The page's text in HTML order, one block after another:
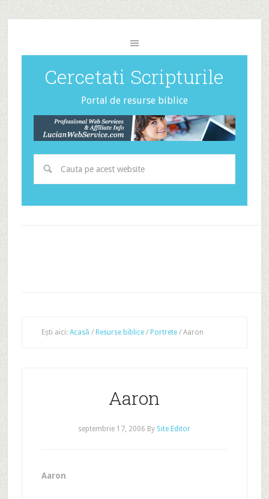
Cercetati Scripturile
Portal de resurse biblice
Ești aici: Acasă / Resurse biblice / Portrete /Aaron
Aaron
septembrie 17, 2006 By Site Editor
Aaron